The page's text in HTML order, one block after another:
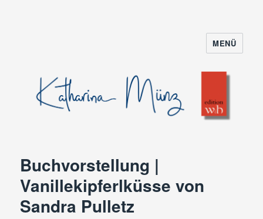
MENÜ
Buchvorstellung |
Vanillekipferlküsse von
Sandra Pulletz